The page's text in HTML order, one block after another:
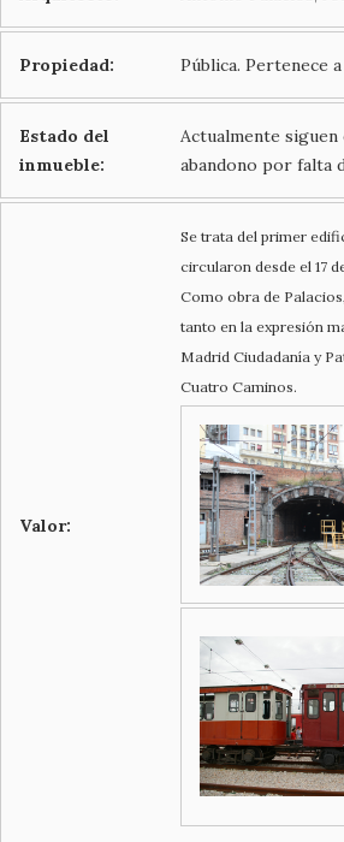
Propiedad: Pública. Pertenece
Estado del
inmueble:
Actualmente
abandono por falta
Valor:
Se trata del primer
circularon desde el 17
Como obra de
tanto en la expresión
Madrid Ciudadanía y
Cuatro Caminos.